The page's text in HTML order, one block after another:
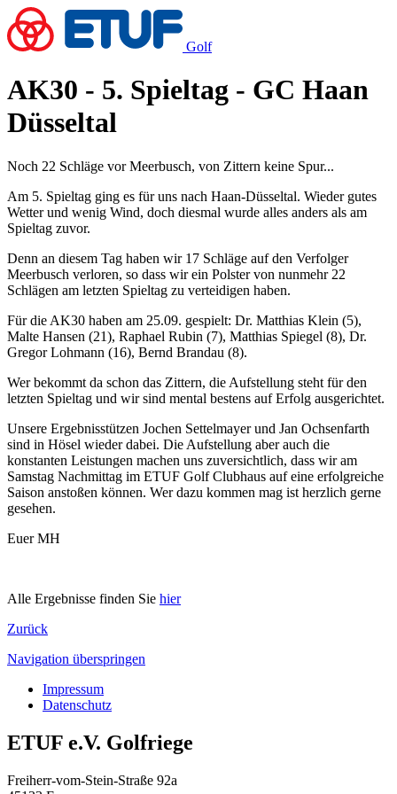
Golf
AK30 - 5. Spieltag - GC Haan
Düsseltal
Noch 22 Schläge vor Meerbusch, von Zittern keine Spur...
Am 5. Spieltag ging es für uns nach Haan-Düsseltal. Wieder gutes
Wetter und wenig Wind, doch diesmal wurde alles anders als am
Spieltag zuvor.
Denn an diesem Tag haben wir 17 Schläge auf den Verfolger
Meerbusch verloren, so dass wir ein Polster von nunmehr 22
Schlägen am letzten Spieltag zu verteidigen haben.
Für die AK30 haben am 25.09. gespielt: Dr. Matthias Klein (5),
Malte Hansen (21), Raphael Rubin (7), Matthias Spiegel (8), Dr.
Gregor Lohmann (16), Bernd Brandau (8).
Wer bekommt da schon das Zittern, die Aufstellung steht für den
letzten Spieltag und wir sind mental bestens auf Erfolg ausgerichtet.
Unsere Ergebnisstützen Jochen Settelmayer und Jan Ochsenfarth
sind in Hösel wieder dabei. Die Aufstellung aber auch die
konstanten Leistungen machen uns zuversichtlich, dass wir am
Samstag Nachmittag im ETUF Golf Clubhaus auf eine erfolgreiche
Saison anstoßen können. Wer dazu kommen mag ist herzlich gerne
gesehen.
Euer MH
Alle Ergebnisse finden Sie hier
Zurück
Navigation überspringen
Impressum
Datenschutz
ETUF e.V. Golfriege
Freiherr-vom-Stein-Straße 92a